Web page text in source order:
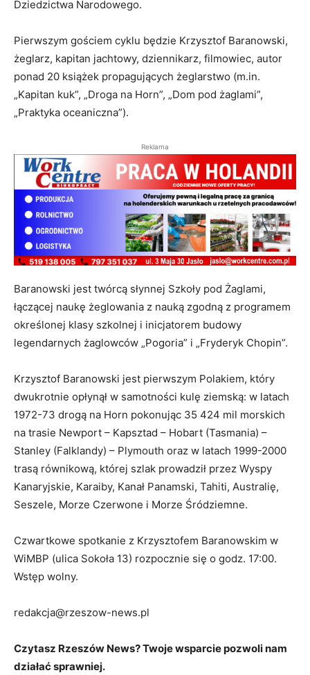
Dziedzictwa Narodowego.
Pierwszym gościem cyklu będzie Krzysztof Baranowski,
żeglarz, kapitan jachtowy, dziennikarz, filmowiec, autor
ponad 20 książek propagujących żeglarstwo (m.in.
„Kapitan kuk”, „Droga na Horn”, „Dom pod żaglami”,
„Praktyka oceaniczna”).
Reklama
Baranowski jest twórcą słynnej Szkoły pod Żaglami,
łączącej naukę żeglowania z nauką zgodną z programem
określonej klasy szkolnej i inicjatorem budowy
legendarnych żaglowców „Pogoria” i „Fryderyk Chopin”.
Krzysztof Baranowski jest pierwszym Polakiem, który
dwukrotnie opłynął w samotności kulę ziemską: w latach
1972-73 drogą na Horn pokonując 35 424 mil morskich
na trasie Newport – Kapsztad – Hobart (Tasmania) –
Stanley (Falklandy) – Plymouth oraz w latach 1999-2000
trasą równikową, której szlak prowadził przez Wyspy
Kanaryjskie, Karaiby, Kanał Panamski, Tahiti, Australię,
Seszele, Morze Czerwone i Morze Śródziemne.
Czwartkowe spotkanie z Krzysztofem Baranowskim w
WiMBP (ulica Sokoła 13) rozpocznie się o godz. 17:00.
Wstęp wolny.
redakcja@rzeszow-news.pl
Czytasz Rzeszów News? Twoje wsparcie pozwoli nam
działać sprawniej.